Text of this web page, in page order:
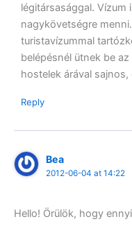
légitársasággal. Vízum
nagykövetségre
turistavízummal
belépésnél ütnek be
hostelek árával
Reply
Bea
2012-06-04 at 14:22
Hello! Örülök, hogy